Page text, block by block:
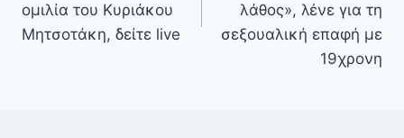
ομιλία του Κυριάκου
Μητσοτάκη, δείτε live
λάθος», λένε για τη
σεξουαλική επαφή με
19χρονη